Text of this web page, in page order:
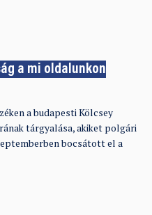
a mi oldalunkon
a budapesti Kölcsey
tárgyalása, akiket polgári
bocsátott el a